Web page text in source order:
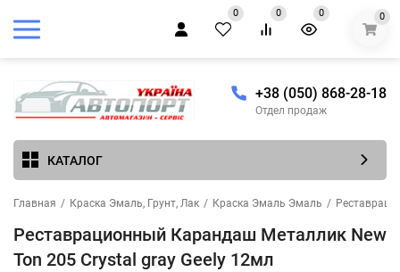
0 0 0 0
+38 (050) 868-28-18
Отдел продаж
КАТАЛОГ
Главная / Краска Эмаль, Грунт, Лак / Краска Эмаль Эмаль /
Реставрационный Карандаш Металлик New
Ton 205 Crystal gray Geely 12мл